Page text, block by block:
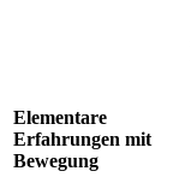
Elementare
Erfahrungen mit
Bewegung